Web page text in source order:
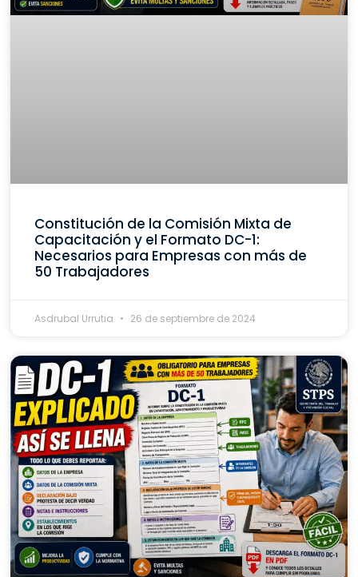
Constitución de la Comisión Mixta de
Capacitación y el Formato DC-1:
Necesarios para Empresas con más de
50 Trabajadores
Asdrubal Urrutia 26 de septiembre de 2024